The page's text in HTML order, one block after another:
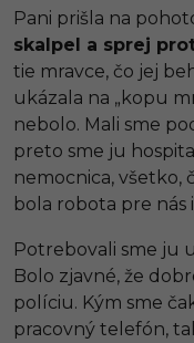
Pani prišla na
skalpel a sprej
tie mravce, čo jej
ukázala na „kopu
nebolo. Mali sme
preto sme ju
nemocnica, všetko,
bola robota pre nás
Potrebovali sme ju
Bolo zjavné, že
políciu. Kým sme
pracovný telefón,